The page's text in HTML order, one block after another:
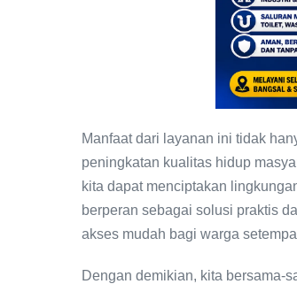
Manfaat dari layanan ini tidak
peningkatan kualitas hidup
kita dapat menciptakan
berperan sebagai solusi praktis
akses mudah bagi warga
Dengan demikian, kita bersama-